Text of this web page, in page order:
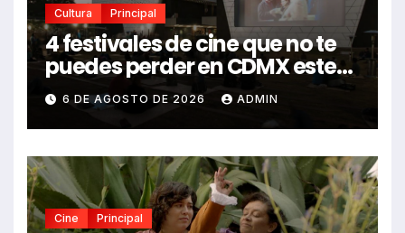
Cultura Principal
4 festivales de cine que no te
puedes perder en CDMX este
2026
6 DE AGOSTO DE 2026 ADMIN
Cine Principal